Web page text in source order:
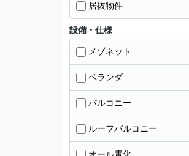
居抜物件
設備・仕様
メゾネット
ベランダ
バルコニー
ルーフバルコニー